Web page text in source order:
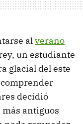
alverano
un estudiante
glacial del este
decidió
antiguos